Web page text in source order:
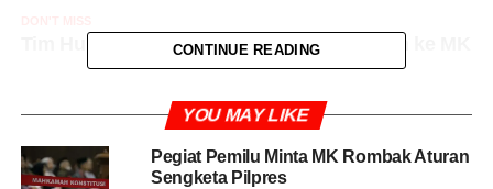
Tim Hukum BPN Resmi Daftarkan Gugatan ke MK
CONTINUE READING
YOU MAY LIKE
Pegiat Pemilu Minta MK Rombak Aturan
Sengketa Pilpres